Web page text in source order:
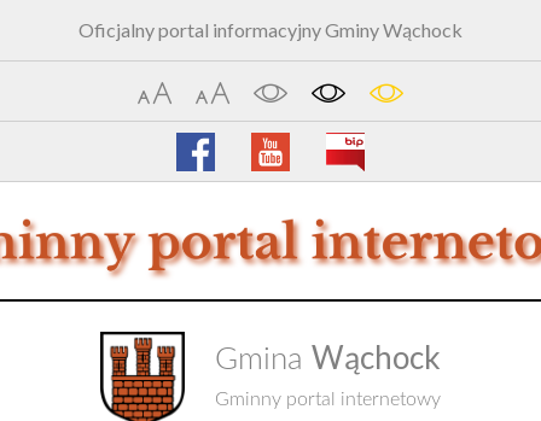
Oficjalny portal informacyjny Gminy Wąchock
Gmina Wąchock
Gminny portal internetowy